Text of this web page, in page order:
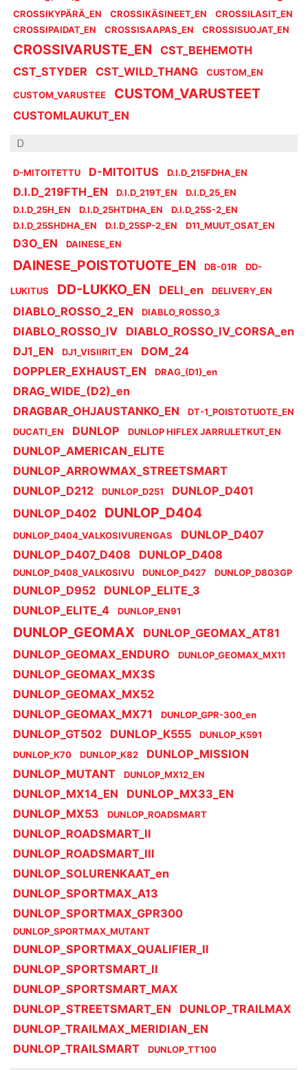
CROSSIKYPÄRÄ_EN
CROSSIKÄSINEET_EN
CROSSILASIT_EN
CROSSIPAIDAT_EN
CROSSISAAPAS_EN CROSSISUOJAT_EN
CROSSIVARUSTE_EN
CST_BEHEMOTH
CST_STYDER
CST_WILD_THANG CUSTOM_EN
CUSTOM_VARUSTEE CUSTOM_VARUSTEET
CUSTOMLAUKUT_EN
D
D-MITOITETTU D-MITOITUS D.I.D_215FDHA_EN
D.I.D_219FTH_EN D.I.D_219T_EN
D.I.D_25_EN
D.I.D_25H_EN
D.I.D_25HTDHA_EN
D.I.D_25S-2_EN
D.I.D_25SHDHA_EN
D.I.D_25SP-2_EN D11_MUUT_OSAT_EN
D3O_EN DAINESE_EN
DAINESE_POISTOTUOTE_EN DB-01R DD-
LUKITUS DD-LUKKO_EN DELI_en DELIVERY_EN
DIABLO_ROSSO_2_EN DIABLO_ROSSO_3
DIABLO_ROSSO_IV
DIABLO_ROSSO_IV_CORSA_en
DJ1_EN
DJ1_VISIIRIT_EN
DOM_24
DOPPLER_EXHAUST_EN
DRAG_(D1)_en
DRAG_WIDE_(D2)_en
DRAGBAR_OHJAUSTANKO_EN
DT-1_POISTOTUOTE_EN
DUCATI_EN
DUNLOP DUNLOP HIFLEX JARRULETKUT_EN
DUNLOP_AMERICAN_ELITE
DUNLOP_ARROWMAX_STREETSMART
DUNLOP_D212
DUNLOP_D251
DUNLOP_D401
DUNLOP_D402
DUNLOP_D404
DUNLOP_D404_VALKOSIVURENGAS
DUNLOP_D407
DUNLOP_D407_D408
DUNLOP_D408
DUNLOP_D408_VALKOSIVU DUNLOP_D427 DUNLOP_D803GP
DUNLOP_D952
DUNLOP_ELITE_3
DUNLOP_ELITE_4
DUNLOP_EN91
DUNLOP_GEOMAX
DUNLOP_GEOMAX_AT81
DUNLOP_GEOMAX_ENDURO
DUNLOP_GEOMAX_MX11
DUNLOP_GEOMAX_MX3S
DUNLOP_GEOMAX_MX52
DUNLOP_GEOMAX_MX71
DUNLOP_GPR-300_en
DUNLOP_GT502 DUNLOP_K555
DUNLOP_K591
DUNLOP_K70
DUNLOP_K82
DUNLOP_MISSION
DUNLOP_MUTANT
DUNLOP_MX12_EN
DUNLOP_MX14_EN
DUNLOP_MX33_EN
DUNLOP_MX53
DUNLOP_ROADSMART
DUNLOP_ROADSMART_II
DUNLOP_ROADSMART_III
DUNLOP_SOLURENKAAT_en
DUNLOP_SPORTMAX_A13
DUNLOP_SPORTMAX_GPR300
DUNLOP_SPORTMAX_MUTANT
DUNLOP_SPORTMAX_QUALIFIER_II
DUNLOP_SPORTSMART_II
DUNLOP_SPORTSMART_MAX
DUNLOP_STREETSMART_EN
DUNLOP_TRAILMAX
DUNLOP_TRAILMAX_MERIDIAN_EN
DUNLOP_TRAILSMART
DUNLOP_TT100